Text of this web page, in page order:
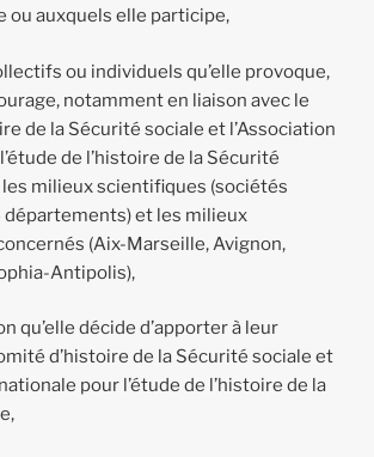
ou auxquels elle participe,
ou individuels qu’elle provoque,
notamment en liaison avec le
de la Sécurité sociale et l’Association
de l’histoire de la Sécurité
milieux scientifiques (sociétés
départements) et les milieux
(Aix-Marseille, Avignon,
Antipolis),
qu’elle décide d’apporter à leur
d’histoire de la Sécurité sociale et
pour l’étude de l’histoire de la